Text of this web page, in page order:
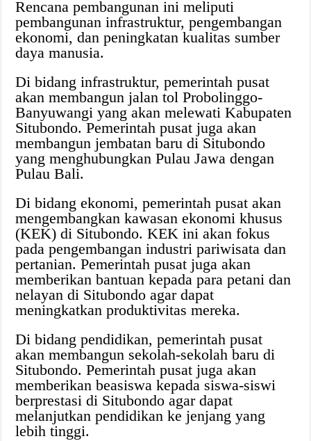
Rencana pembangunan ini meliputi
pembangunan infrastruktur, pengembangan
ekonomi, dan peningkatan kualitas sumber
daya manusia.
Di bidang infrastruktur, pemerintah pusat
akan membangun jalan tol Probolinggo-
Banyuwangi yang akan melewati Kabupaten
Situbondo. Pemerintah pusat juga akan
membangun jembatan baru di Situbondo
yang menghubungkan Pulau Jawa dengan
Pulau Bali.
Di bidang ekonomi, pemerintah pusat akan
mengembangkan kawasan ekonomi khusus
(KEK) di Situbondo. KEK ini akan fokus
pada pengembangan industri pariwisata dan
pertanian. Pemerintah pusat juga akan
memberikan bantuan kepada para petani dan
nelayan di Situbondo agar dapat
meningkatkan produktivitas mereka.
Di bidang pendidikan, pemerintah pusat
akan membangun sekolah-sekolah baru di
Situbondo. Pemerintah pusat juga akan
memberikan beasiswa kepada siswa-siswi
berprestasi di Situbondo agar dapat
melanjutkan pendidikan ke jenjang yang
lebih tinggi.